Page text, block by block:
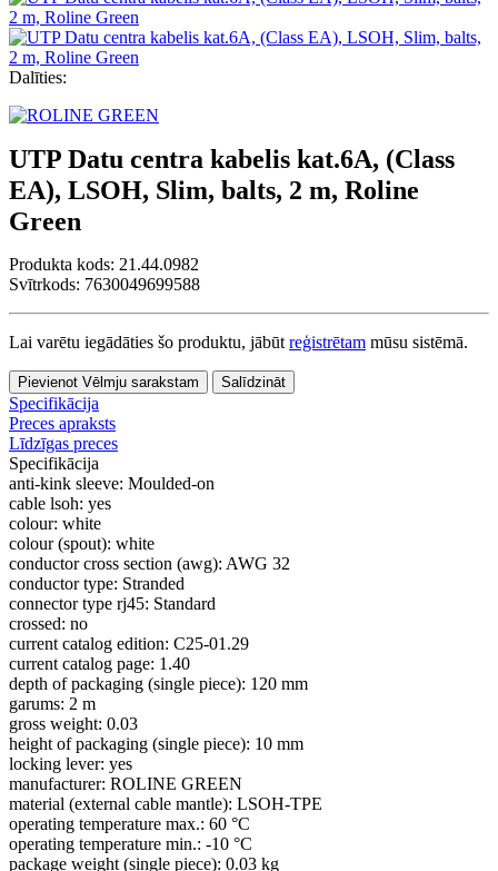
Dalīties:
UTP Datu centra kabelis kat.6A, (Class
EA), LSOH, Slim, balts, 2 m, Roline
Green
Produkta kods: 21.44.0982
Svītrkods: 7630049699588
Lai varētu iegādāties šo produktu, jābūt reģistrētam mūsu sistēmā.
Pievienot Vēlmju sarakstam Salīdzināt
Specifikācija
Preces apraksts
Līdzīgas preces
Specifikācija
anti-kink sleeve: Moulded-on
cable lsoh: yes
colour: white
colour (spout): white
conductor cross section (awg): AWG 32
conductor type: Stranded
connector type rj45: Standard
crossed: no
current catalog edition: C25-01.29
current catalog page: 1.40
depth of packaging (single piece): 120 mm
garums: 2 m
gross weight: 0.03
height of packaging (single piece): 10 mm
locking lever: yes
manufacturer: ROLINE GREEN
material (external cable mantle): LSOH-TPE
operating temperature max.: 60 °C
operating temperature min.: -10 °C
package weight (single piece): 0.03 kg